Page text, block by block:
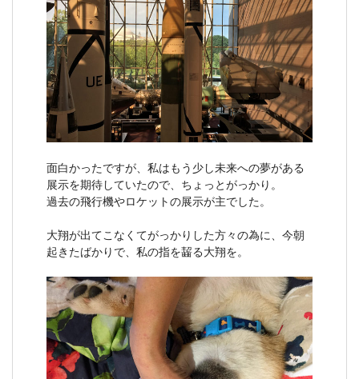
面白かったですが、私はもう少し未来への夢がある
展示を期待していたので、ちょっとがっかり。
過去の飛行機やロケットの展示が主でした。
大翔が出てこなくてがっかりした方々の為に、今朝
起きたばかりで、私の指を齧る大翔を。